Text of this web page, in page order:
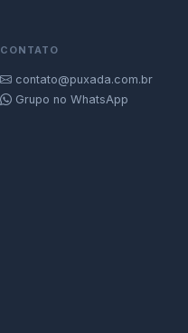
CONTATO
contato@puxada.com.br
Grupo no WhatsApp